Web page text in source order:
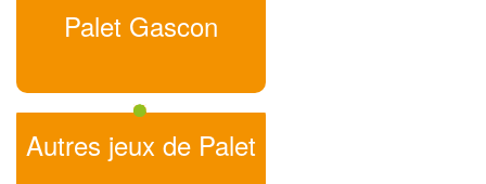
Palet Gascon
Autres jeux de Palet